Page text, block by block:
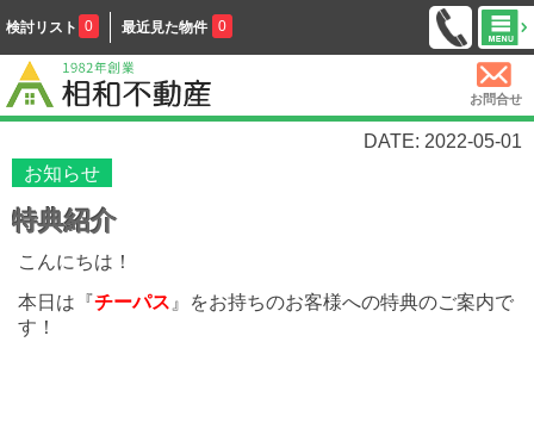
検討リスト 0 最近見た物件 0
お問合せ
DATE: 2022-05-01
お知らせ
特典紹介
こんにちは！
本日は『チーパス 』をお持ちのお客様への特典のご案内で
す！